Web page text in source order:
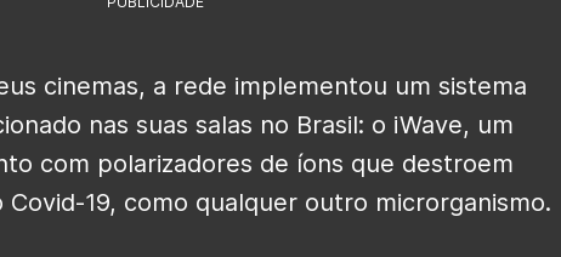
cinemas, a rede implementou um sistema
nas suas salas no Brasil: o iWave, um
com polarizadores de íons que destroem
Covid-19, como qualquer outro microrganismo.